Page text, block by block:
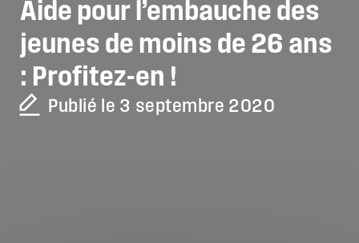
Aide pourl’embauche des
jeunes de moins de 26 ans
: Profitez-en !
Publié le 3 septembre 2020